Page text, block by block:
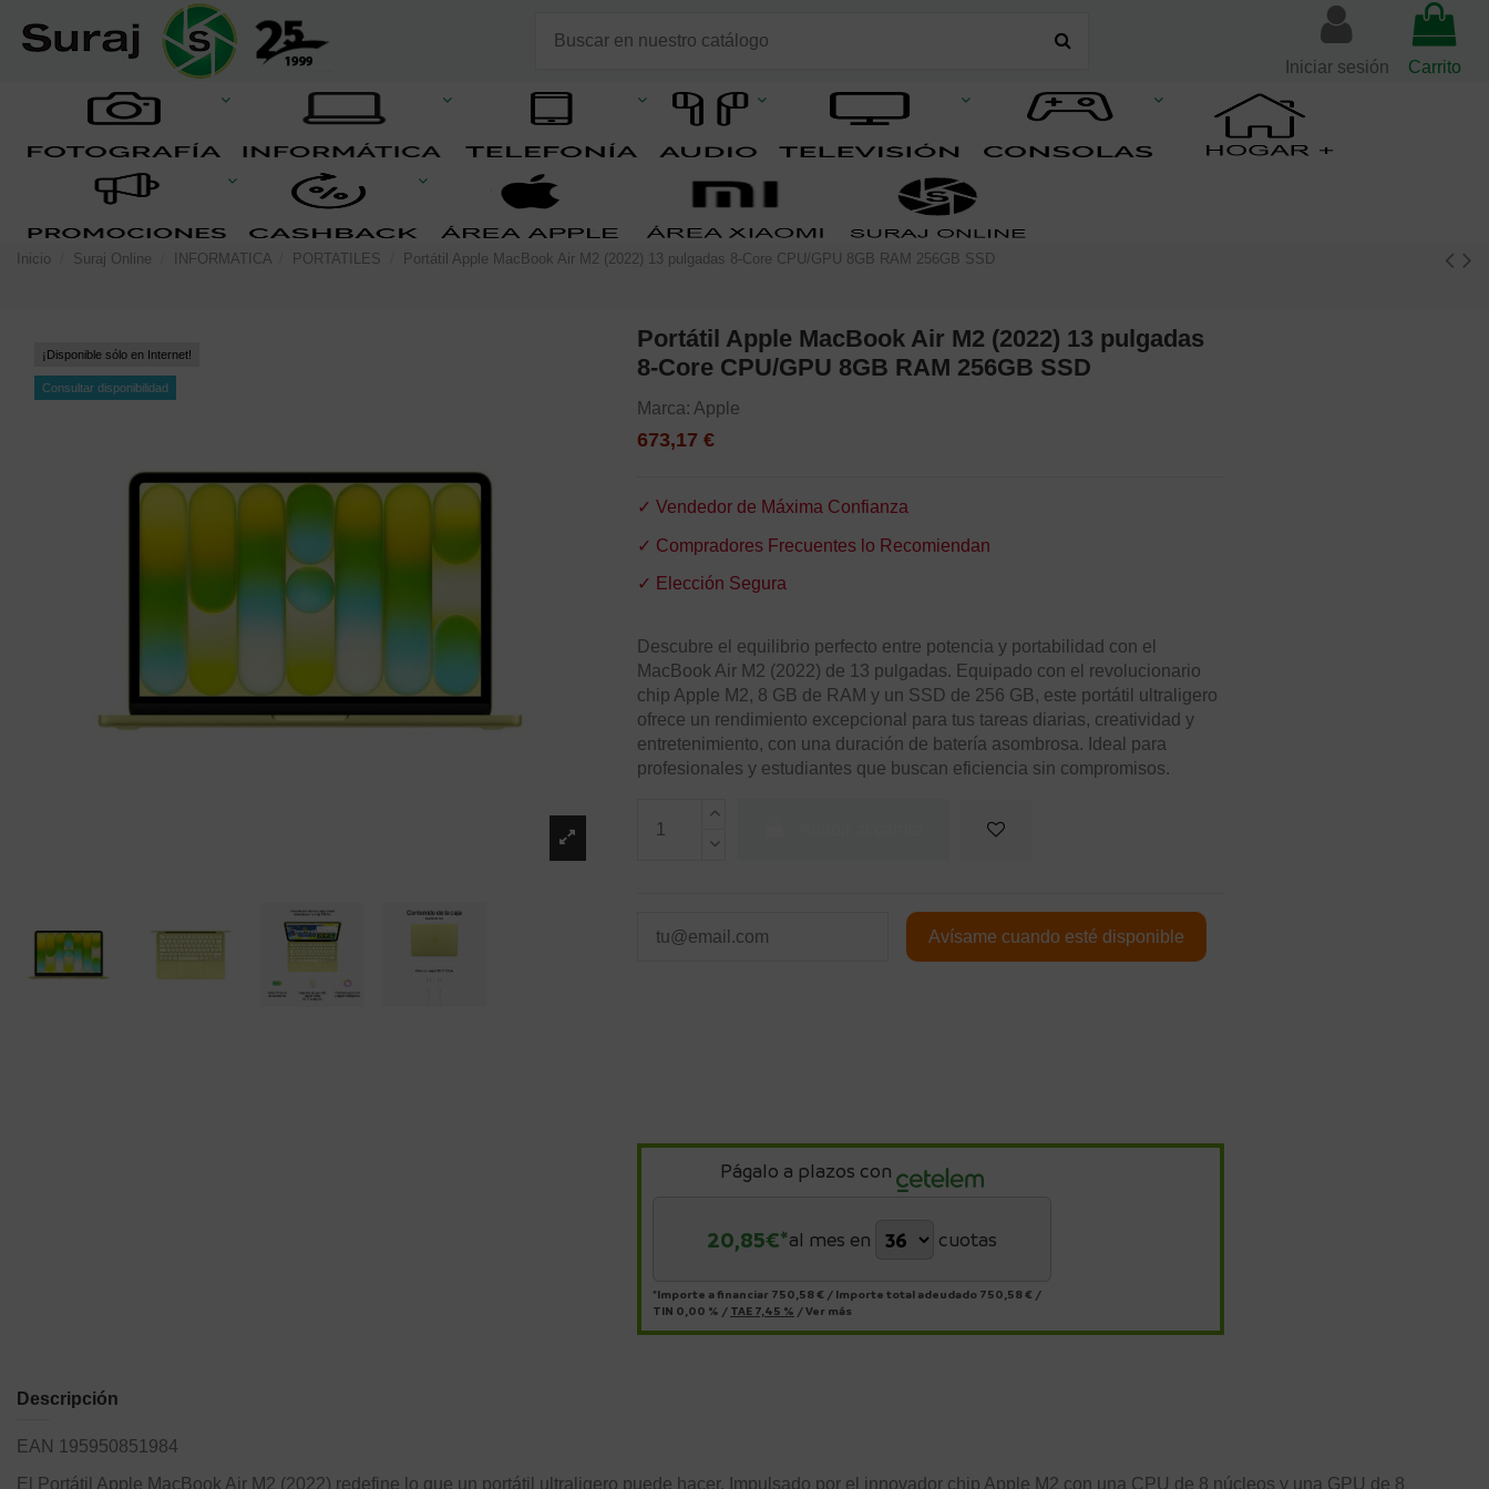
Iniciar sesión Carrito
Inicio Suraj Online INFORMATICA PORTATILES Portátil Apple MacBook Air M2 (2022) 13 pulgadas 8-Core CPU/GPU 8GB RAM 256GB SSD
¡Disponible sólo en Internet!
Consultar disponibilidad
Portátil Apple MacBook Air M2 (2022) 13 pulgadas
8-Core CPU/GPU 8GB RAM 256GB SSD
Marca: Apple
673,17 €
✓ Vendedor de Máxima Confianza
✓ Compradores Frecuentes lo Recomiendan
✓ Elección Segura
Descubre el equilibrio perfecto entre potencia y portabilidad con el
MacBook Air M2 (2022) de 13 pulgadas. Equipado con el revolucionario
chip Apple M2, 8 GB de RAM y un SSD de 256 GB, este portátil ultraligero
ofrece un rendimiento excepcional para tus tareas diarias, creatividad y
entretenimiento, con una duración de batería asombrosa. Ideal para
profesionales y estudiantes que buscan eficiencia sin compromisos.
Págalo a plazos con
20,85€*al mes en cuotas
*Importe a financiar 750,58 € / Importe total adeudado 750,58 € /
TIN 0,00 % / TAE 7,45 % /Ver más
Descripción
EAN 195950851984
El Portátil Apple MacBook Air M2 (2022) redefine lo que un portátil ultraligero puede hacer. Impulsado por el innovador chip Apple M2 con una CPU de 8 núcleos y una GPU de 8